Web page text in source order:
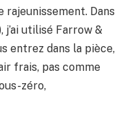
Dans
utilisé Farrow &
entrez dans la pièce,
frais, pas comme
zéro,